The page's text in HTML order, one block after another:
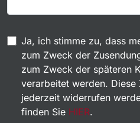
Ja, ich stimme zu, dass
zum Zweck der
zum Zweck der späteren
verarbeitet werden. Diese
jederzeit widerrufen
finden Sie HIER.